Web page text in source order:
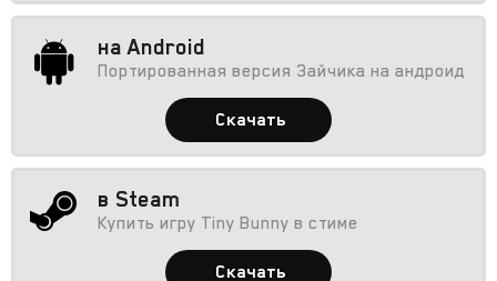
на Android
Портированная версия Зайчика на андроид
Скачать
в Steam
Купить игру Tiny Bunny в стиме
Скачать